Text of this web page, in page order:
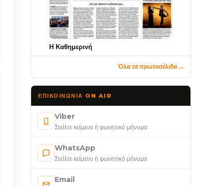
Η Καθημερινή
Όλα τα πρωτοσέλιδα →
ΕΠΙΚΟΙΝΩΝΊΑ ON AIR
Viber
Στείλτε κείμενο ή φωνητικό μήνυμα
WhatsApp
Στείλτε κείμενο ή φωνητικό μήνυμα
Email